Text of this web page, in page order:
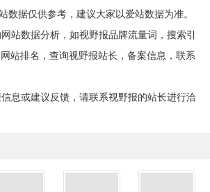
数据仅供参考，建议大家以爱站数据为准。
数据分析，如视野报品牌流量词，搜索引
站排名，查询视野报站长，备案信息，联系
或建议反馈，请联系视野报的站长进行洽